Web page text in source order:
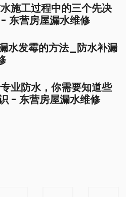
施工过程中的三个先决
东营房屋漏水维修
水发霉的方法_防水补漏
业防水，你需要知道些
- 东营房屋漏水维修